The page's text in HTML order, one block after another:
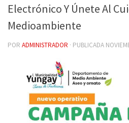
Electrónico Y Únete Al
Medioambiente
POR ADMINISTRADOR · PUBLICADA